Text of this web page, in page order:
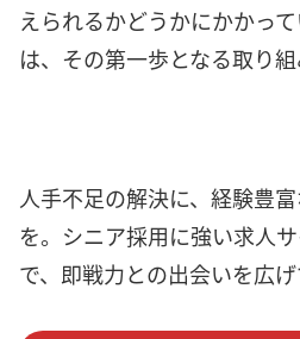
えられるかどうかにかかっ
は、その第一歩となる取り組
人手不足の解決に、経験豊
を。シニア採用に強い求人
で、即戦力との出会いを広